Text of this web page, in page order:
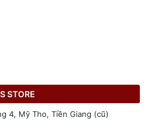
STORE
4, Mỹ Tho, Tiền Giang (cũ)